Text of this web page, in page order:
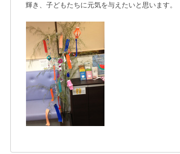
輝き、子どもたちに元気を与えたいと思います。